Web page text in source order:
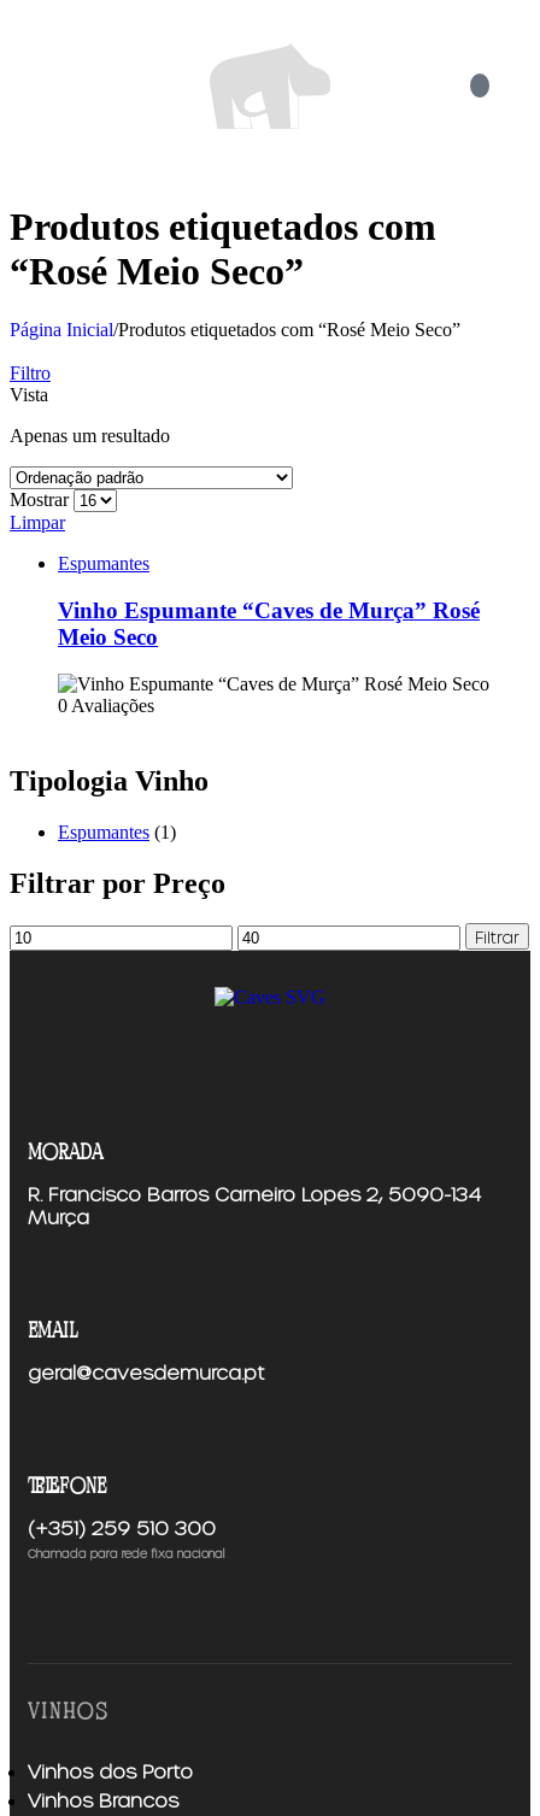
Produtos etiquetados com
“Rosé Meio Seco”
Página Inicial/Produtos etiquetados com “Rosé Meio Seco”
Filtro
Vista
Apenas um resultado
Mostrar
Limpar
Espumantes
Vinho Espumante “Caves de Murça” Rosé
Meio Seco
0 Avaliações
Tipologia Vinho
Espumantes (1)
Filtrar por Preço
Filtrar
morada
R. Francisco Barros Carneiro Lopes 2, 5090-134
Murça
email
geral@cavesdemurca.pt
telefone
(+351) 259 510 300
Chamada para rede fixa nacional
vinhos
Vinhos dos Porto
Vinhos Brancos